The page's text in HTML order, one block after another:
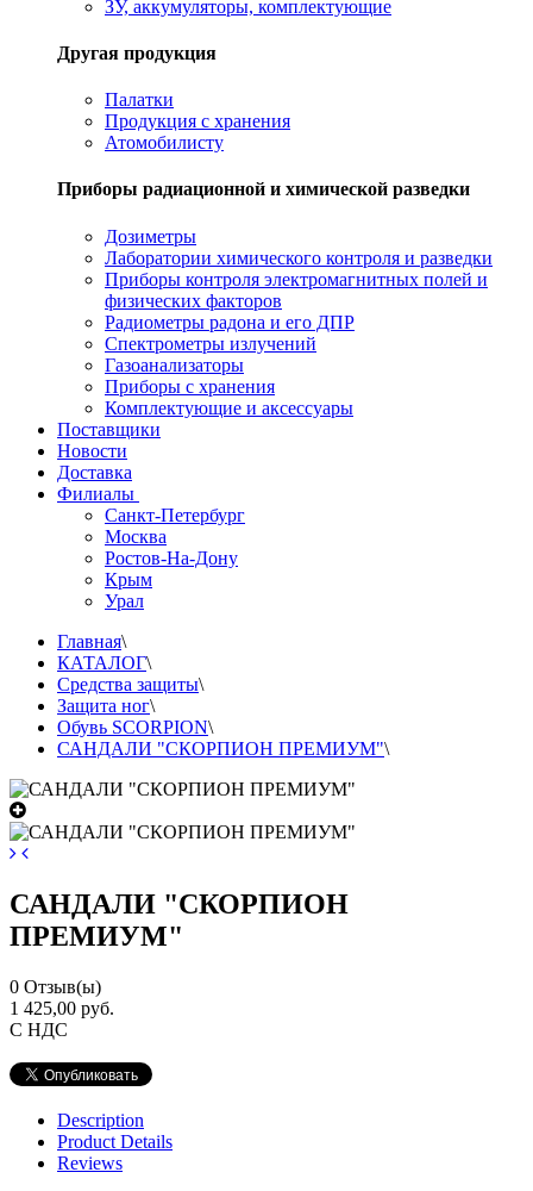
ЗУ, аккумуляторы, комплектующие
Другая продукция
Палатки
Продукция с хранения
Атомобилисту
Приборы радиационной и химической разведки
Дозиметры
Лаборатории химического контроля и разведки
Приборы контроля электромагнитных полей и
физических факторов
Радиометры радона и его ДПР
Спектрометры излучений
Газоанализаторы
Приборы с хранения
Комплектующие и аксессуары
Поставщики
Новости
Доставка
Филиалы
Санкт-Петербург
Москва
Ростов-На-Дону
Крым
Урал
Главная\
КАТАЛОГ\
Средства защиты\
Защита ног\
Обувь SCORPION\
САНДАЛИ "СКОРПИОН ПРЕМИУМ"\
САНДАЛИ "СКОРПИОН
ПРЕМИУМ"
0 Отзыв(ы)
1 425,00 руб.
С НДС
Description
Product Details
Reviews